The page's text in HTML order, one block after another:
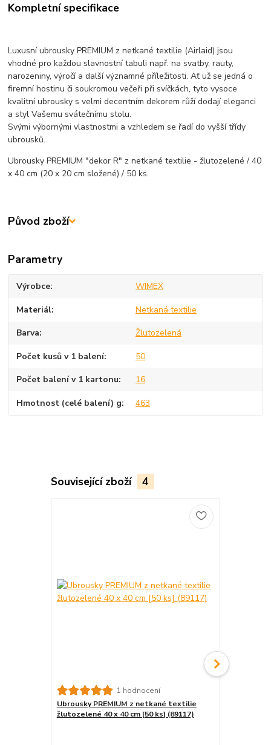
Kompletní specifikace
Luxusní ubrousky PREMIUM z netkané textilie (Airlaid) jsou
vhodné pro každou slavnostní tabuli např. na svatby, rauty,
narozeniny, výročí a další významné příležitosti. Ať už se jedná o
firemní hostinu či soukromou večeři při svíčkách, tyto vysoce
kvalitní ubrousky s velmi decentním dekorem růží dodají eleganci
a styl Vašemu svátečnímu stolu.
Svými výbornými vlastnostmi a vzhledem se řadí do vyšší třídy
ubrousků.
Ubrousky PREMIUM "dekor R" z netkané textilie - žlutozelené / 40
x 40 cm (20 x 20 cm složené) / 50 ks.
Původ zboží
Parametry
Výrobce WIMEX
Materiál Netkaná textilie
Barva Žlutozelená
Počet kusů v 1 balení 50
Počet balení v 1 kartonu 16
Hmotnost (celé balení) g 463
Související zboží 4
1 hodnocení
Ubrousky PREMIUM z netkané textilie
žlutozelené 40 x 40 cm [50 ks] (89117)